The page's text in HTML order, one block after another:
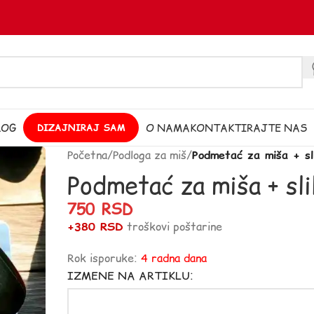
DIZAJNIRAJ SAM O NAMAKONTAKTIRAJTE NAS
Početna/Podloga za miš/Podmetać za miša +
Podmetać za miša +
750 RSD
+380 RSD troškovi poštarine
Rok isporuke: 4 radna dana
IZMENE NA ARTIKLU: